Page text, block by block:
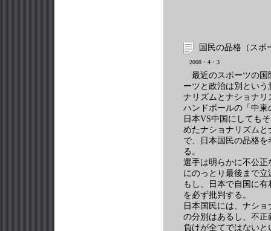
国民の品格（スポ
2008・4・3
最近のスポーツの国
ーツと政治は別とい
ナリズムとナショナ
ハンドボールの「中
日本VS中国にしても
めたナショナリズム
で、日本国民の品格
る。
選手は明らかに不公
にのっとり最後まで
もし、日本で自国に
を必ず批判する。
日本国民には、ナシ
の分別はあるし、不
負けが全てではない